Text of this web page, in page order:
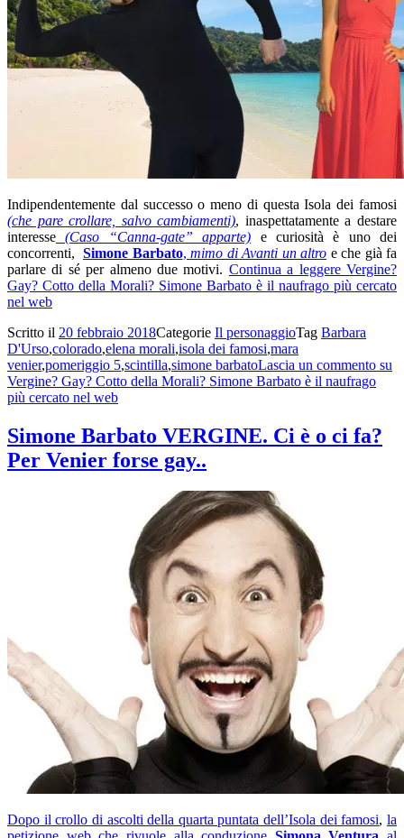
Indipendentemente dal successo o meno di questa Isola dei famosi
(che pare crollare, salvo cambiamenti), inaspettatamente a destare
interesse (Caso “Canna-gate” apparte) e curiosità è uno dei
concorrenti, Simone Barbato, mimo di Avanti un altro e che già fa
parlare di sé per almeno due motivi. Continua a leggereVergine?
Gay? Cotto della Morali? Simone Barbato è il naufrago più cercato
nel web
Scritto il 20 febbraio 2018Categorie Il personaggioTag Barbara
D'Urso,colorado,elena morali,isola dei famosi,mara
venier,pomeriggio 5,scintilla,simone barbatoLascia un commento su
Vergine? Gay? Cotto della Morali? Simone Barbato è il naufrago
più cercato nel web
Simone Barbato VERGINE. Ci è o ci fa?
Per Venier forse gay..
Dopo il crollo di ascolti della quarta puntata dell’Isola dei famosi,la